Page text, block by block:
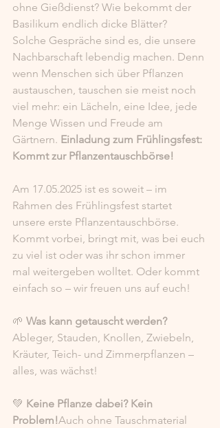
ohne Gießdienst? Wie bekommt der
Basilikum endlich dicke Blätter?
Solche Gespräche sind es, die unsere
Nachbarschaft lebendig machen. Denn
wenn Menschen sich über Pflanzen
austauschen, tauschen sie meist noch
viel mehr: ein Lächeln, eine Idee, jede
Menge Wissen und Freude am
Gärtnern. Einladung zum Frühlingsfest:
Kommt zur Pflanzentauschbörse!
Am 17.05.2025 ist es soweit – im
Rahmen des Frühlingsfest startet
unsere erste Pflanzentauschbörse.
Kommt vorbei, bringt mit, was bei euch
zu viel ist oder was ihr schon immer
mal weitergeben wolltet. Oder kommt
einfach so – wir freuen uns auf euch!
🌱 Was kann getauscht werden?
Ableger, Stauden, Knollen, Zwiebeln,
Kräuter, Teich- und Zimmerpflanzen –
alles, was wächst!
💚 Keine Pflanze dabei? Kein
Problem!Auch ohne Tauschmaterial